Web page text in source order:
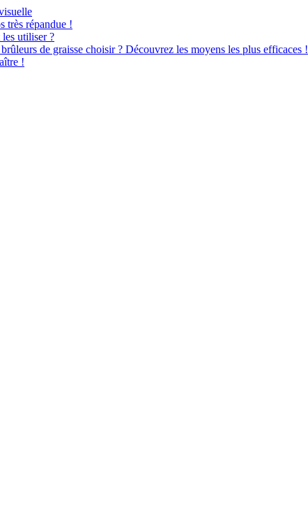
très répandue !
les utiliser ?
de graisse choisir ? Découvrez les moyens les plus efficaces !
!